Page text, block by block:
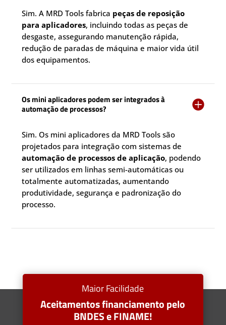
Sim. A MRD Tools fabrica peças de reposição
para aplicadores, incluindo todas as peças de
desgaste, assegurando manutenção rápida,
redução de paradas de máquina e maior vida útil
dos equipamentos.
Os mini aplicadores podem ser integrados à
automação de processos?

Sim. Os mini aplicadores da MRD Tools são
projetados para integração com sistemas de
automação de processos de aplicação, podendo
ser utilizados em linhas semi-automáticas ou
totalmente automatizadas, aumentando
produtividade, segurança e padronização do
processo.
Maior Facilidade
Aceitamentos financiamento pelo
BNDES e FINAME!